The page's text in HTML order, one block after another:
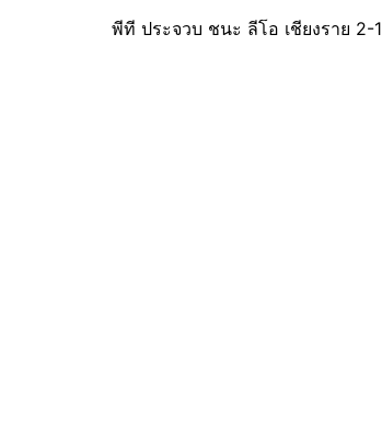
พีที ประจวบ ชนะ ลีโอ เชียงราย 2-1